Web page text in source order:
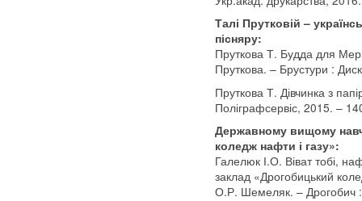
Талі Прутковій –
пісняру:
Пруткова Т. Будда для
Пруткова. – Брустури :
Пруткова Т. Дівчинка з
Поліграфсервіс, 2015. –
Державному вищому
коледж нафти і газу»:
Галелюк І.О. Віват тобі,
заклад «Дрогобицький
О.Р. Шемеляк. – Дрогобич